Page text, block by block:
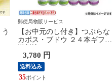
郵便局物販サービス
【お中元のし付き】つぶらな
カボス・ブドウ ２４本ギフト
3,780 円
送料込み
35